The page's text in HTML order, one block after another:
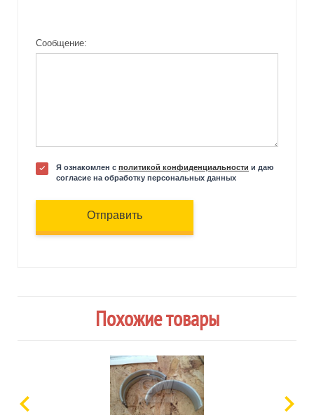
Сообщение:
Я ознакомлен с политикой конфиденциальности и даю
согласие на обработку персональных данных
Отправить
Похожие товары